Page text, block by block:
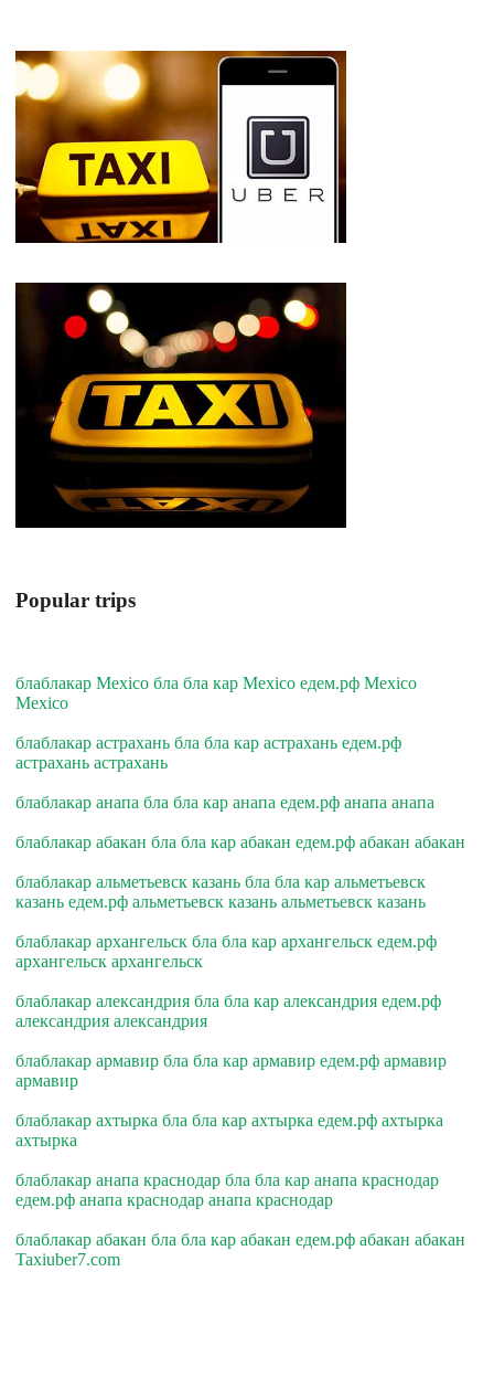
Popular trips
блаблакар Mexico бла бла кар Mexico едем.рф Mexico
Mexico
блаблакар астрахань бла бла кар астрахань едем.рф
астрахань астрахань
блаблакар анапа бла бла кар анапа едем.рф анапа анапа
блаблакар абакан бла бла кар абакан едем.рф абакан абакан
блаблакар альметьевск казань бла бла кар альметьевск
казань едем.рф альметьевск казань альметьевск казань
блаблакар архангельск бла бла кар архангельск едем.рф
архангельск архангельск
блаблакар александрия бла бла кар александрия едем.рф
александрия александрия
блаблакар армавир бла бла кар армавир едем.рф армавир
армавир
блаблакар ахтырка бла бла кар ахтырка едем.рф ахтырка
ахтырка
блаблакар анапа краснодар бла бла кар анапа краснодар
едем.рф анапа краснодар анапа краснодар
блаблакар абакан бла бла кар абакан едем.рф абакан абакан
Taxiuber7.com